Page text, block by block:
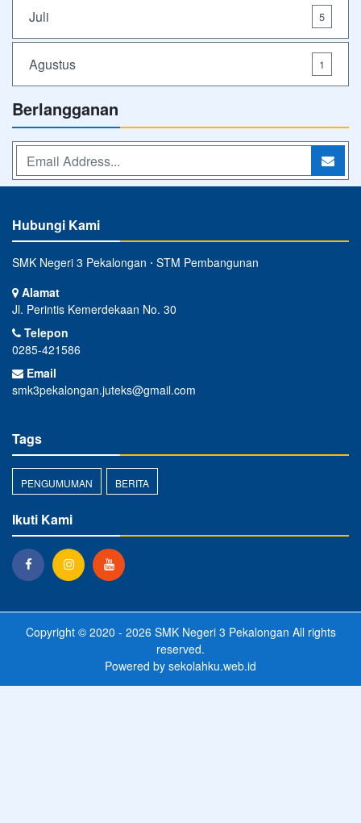
Juli 5
Agustus 1
Berlangganan
Hubungi Kami
SMK Negeri 3 Pekalongan ⋅ STM Pembangunan
Alamat
Jl. Perintis Kemerdekaan No. 30
Telepon
0285-421586
Email
smk3pekalongan.juteks@gmail.com
Tags
PENGUMUMAN BERITA
Ikuti Kami
Copyright © 2020 - 2026 SMK Negeri 3 Pekalongan All rights
reserved.
Powered by sekolahku.web.id